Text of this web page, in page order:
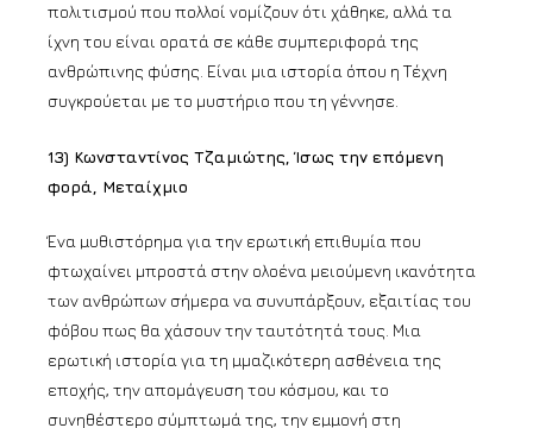
πολιτισμού που πολλοί νομίζουν ότι χάθηκε, αλλά τα
ίχνη του είναι ορατά σε κάθε συμπεριφορά της
ανθρώπινης φύσης. Είναι μια ιστορία όπου η Τέχνη
συγκρούεται με το μυστήριο που τη γέννησε.
13) Κωνσταντίνος Τζαμιώτης, Ίσως την επόμενη
φορά, Μεταίχμιο
Ένα µυθιστόρημα για την ερωτική επιθυμία που
φτωχαίνει μπροστά στην ολοένα μειούμενη ικανότητα
των ανθρώπων σήμερα να συνυπάρξουν, εξαιτίας του
φόβου πως θα χάσουν την ταυτότητά τους. Μια
ερωτική ιστορία για τη µμαζικότερη ασθένεια της
εποχής, την απομάγευση του κόσμου, και το
συνηθέστερο σύμπτωμά της, την εµµονή στη